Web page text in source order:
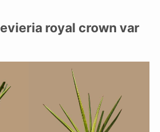
royal crown var